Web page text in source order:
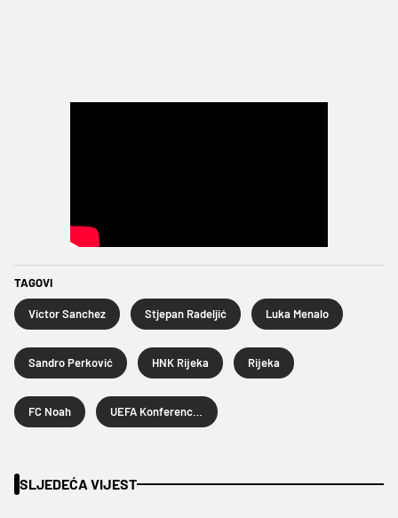
TAGOVI
Victor Sanchez Stjepan Radeljić Luka Menalo
Sandro Perković HNK Rijeka Rijeka
FC Noah
SLJEDEĆA VIJEST